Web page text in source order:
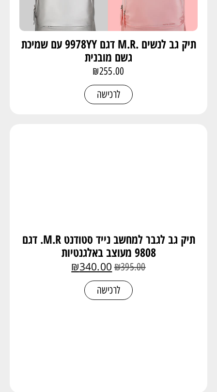
תיק גב לנשים .M.R דגם 9978YY עם שמיכת
גשם מובנית
₪255.00
לרכישה
תיק גב לגבר למחשב נייד סטודנט M.R. דגם
9808 מעוצב באלגנטיות
₪395.00
₪340.00
לרכישה